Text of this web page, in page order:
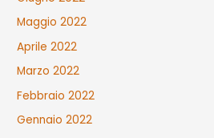
Maggio 2022
Aprile 2022
Marzo 2022
Febbraio 2022
Gennaio 2022